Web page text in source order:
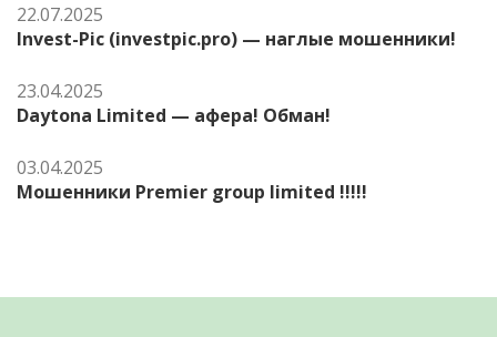
22.07.2025
Invest-Pic (investpic.pro) — наглые мошенники!
23.04.2025
Daytona Limited — афера! Обман!
03.04.2025
Мошенники Premier group limited !!!!!